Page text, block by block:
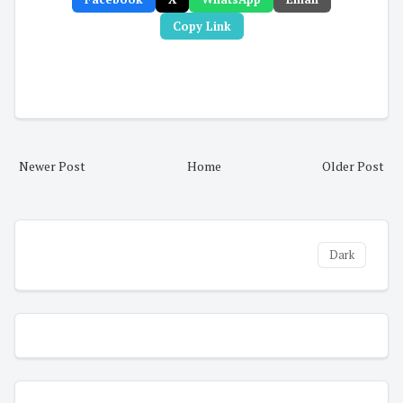
Copy Link
Newer Post Older Post
Home
Dark